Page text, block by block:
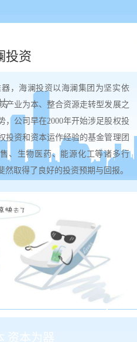
投资
，海澜投资以海澜集团为坚实依
产业为本、整合资源走转型发展之
，公司早在2000年开始涉足股权投
投资和资本运作经验的基金管理团
、生物医药、能源化工等诸多行
取得了良好的投资预期与回报。
资本为器